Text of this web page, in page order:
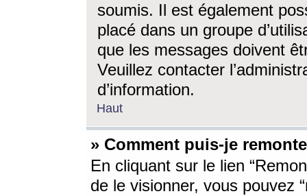
soumis. Il est également
placé dans un groupe
que les messages doivent
Veuillez contacter
d’information.
Haut
» Comment puis-je
En cliquant sur le lien
de le visionner, vous pouvez